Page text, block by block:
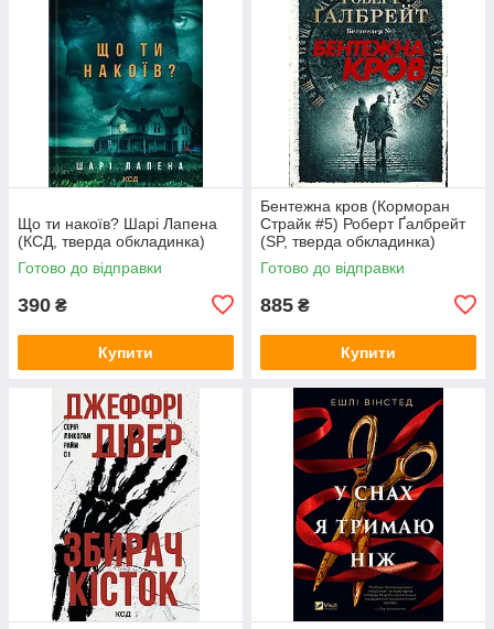
Що ти накоїв? Шарі Лапена
(КСД, тверда обкладинка)
Готово до відправки
390 ₴
Купити
Бентежна кров (Корморан
Страйк #5) Роберт Ґалбрейт
(SP, тверда обкладинка)
Готово до відправки
885 ₴
Купити